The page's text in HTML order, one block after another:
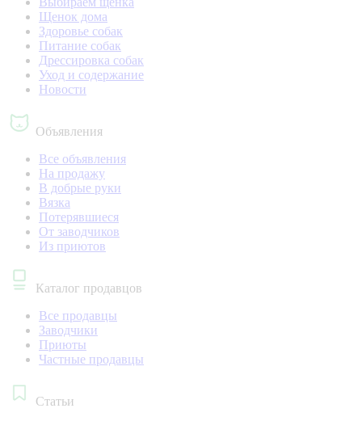
Щенок дома
Здоровье собак
Питание собак
Дрессировка собак
Уход и содержание
Новости
Объявления
Все объявления
На продажу
В добрые руки
Вязка
Потерявшиеся
От заводчиков
Из приютов
Каталог продавцов
Все продавцы
Заводчики
Приюты
Частные продавцы
Статьи